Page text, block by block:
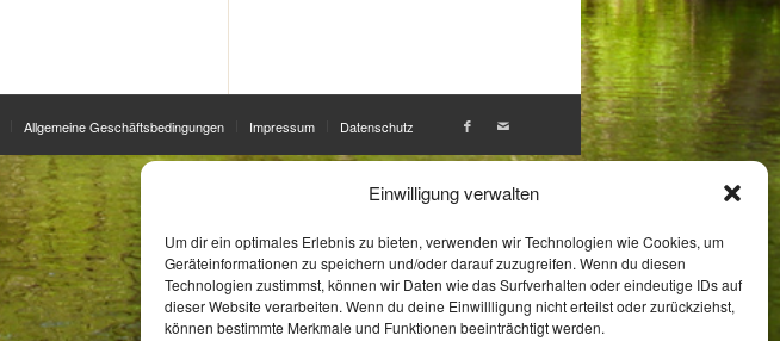
Einwilligung verwalten
Um dir ein optimales Erlebnis zu bieten, verwenden wir Technologien wie Cookies, um
Geräteinformationen zu speichern und/oder darauf zuzugreifen. Wenn du diesen
Technologien zustimmst, können wir Daten wie das Surfverhalten oder eindeutige IDs auf
dieser Website verarbeiten. Wenn du deine Einwillligung nicht erteilst oder zurückziehst,
können bestimmte Merkmale und Funktionen beeinträchtigt werden.
Allgemeine Geschäftsbedingungen Impressum Datenschutz